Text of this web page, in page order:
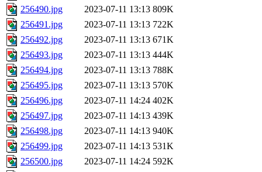
256490.jpg
2023-07-11 13:13 809K
256491.jpg
2023-07-11 13:13 722K
256492.jpg
2023-07-11 13:13 671K
256493.jpg
2023-07-11 13:13 444K
256494.jpg
2023-07-11 13:13 788K
256495.jpg
2023-07-11 13:13 570K
256496.jpg
2023-07-11 14:24 402K
256497.jpg
2023-07-11 14:13 439K
256498.jpg
2023-07-11 14:13 940K
256499.jpg
2023-07-11 14:13 531K
256500.jpg
2023-07-11 14:24 592K